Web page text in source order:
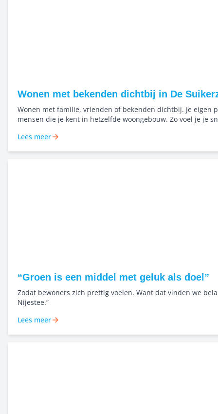
Wonen met bekenden dichtbij in De
Wonen met familie, vrienden of bekenden dichtbij. Je eigen
mensen die je kent in hetzelfde woongebouw. Zo voel je je
naar elkaar omkijken. Niet alleen starten, maar dichtbij
Lees meer
“Groen is een middel met geluk als doel”
Zodat bewoners zich prettig voelen. Want dat vinden we
Nijestee.”
Lees meer